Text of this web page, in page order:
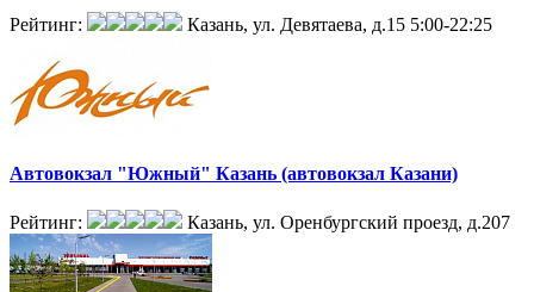
Рейтинг: Казань, ул. Девятаева, д.15 5:00-22:25
Автовокзал "Южный" Казань (автовокзал Казани)
Рейтинг: Казань, ул. Оренбургский проезд, д.207